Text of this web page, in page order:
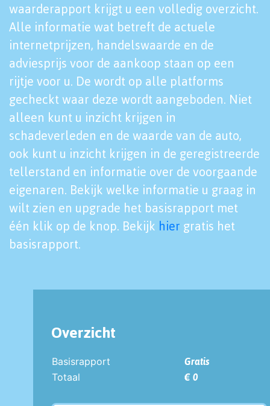
waarderapport krijgt u een volledig overzicht.
Alle informatie wat betreft de actuele
internetprijzen, handelswaarde en de
adviesprijs voor de aankoop staan op een
rijtje voor u. De wordt op alle platforms
gecheckt waar deze wordt aangeboden. Niet
alleen kunt u inzicht krijgen in
schadeverleden en de waarde van de auto,
ook kunt u inzicht krijgen in de geregistreerde
tellerstand en informatie over de voorgaande
eigenaren. Bekijk welke informatie u graag in
wilt zien en upgrade het basisrapport met
één klik op de knop. Bekijk hier gratis het
basisrapport.
Overzicht
Basisrapport
Gratis
Totaal
€ 0